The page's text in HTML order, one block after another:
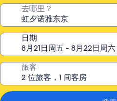
去哪里？
日期
旅客